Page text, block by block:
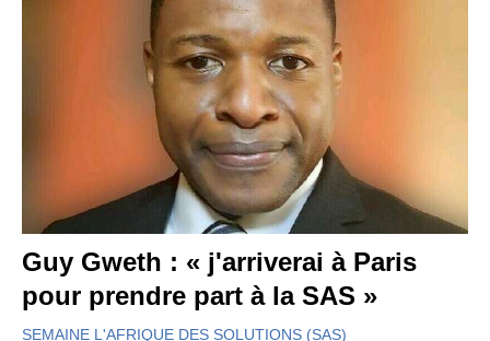
Guy Gweth : « j'arriverai à Paris
pour prendre part à la SAS »
SEMAINE L'AFRIQUE DES SOLUTIONS (SAS)